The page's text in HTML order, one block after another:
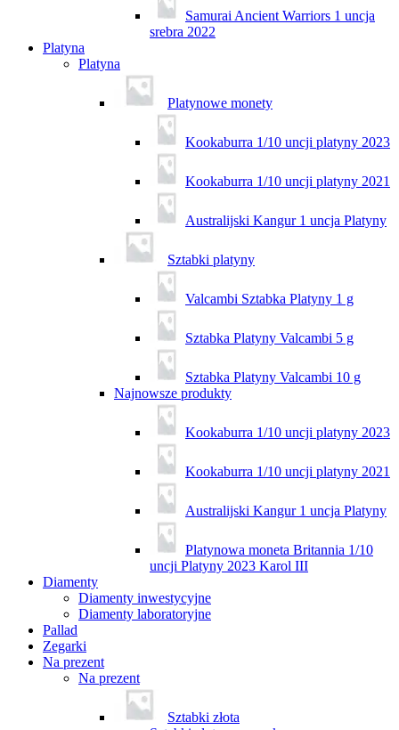
Samurai Ancient Warriors 1 uncja
srebra 2022
Platyna
Platyna
Platynowe monety
Kookaburra 1/10 uncji platyny 2023
Kookaburra 1/10 uncji platyny 2021
Australijski Kangur 1 uncja Platyny
Sztabki platyny
Valcambi Sztabka Platyny 1 g
Sztabka Platyny Valcambi 5 g
Sztabka Platyny Valcambi 10 g
Najnowsze produkty
Kookaburra 1/10 uncji platyny 2023
Kookaburra 1/10 uncji platyny 2021
Australijski Kangur 1 uncja Platyny
Platynowa moneta Britannia 1/10
uncji Platyny 2023 Karol III
Diamenty
Diamenty inwestycyjne
Diamenty laboratoryjne
Pallad
Zegarki
Na prezent
Na prezent
Sztabki złota